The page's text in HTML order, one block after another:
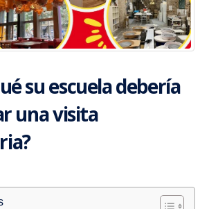
su escuela debería
una visita